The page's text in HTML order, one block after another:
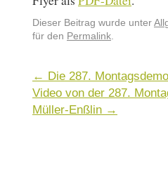
Dieser Beitrag wurde unter
für den Permalink.
← Die 287.
Video von der 287.
Müller-Enßlin →